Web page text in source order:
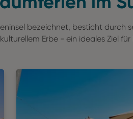
bezeichnet, besticht
Erbe - ein ideales Ziel